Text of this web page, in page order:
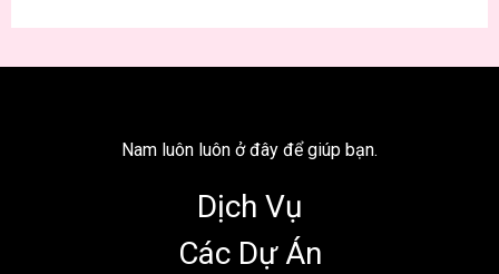
Nam luôn luôn ở đây để giúp bạn.
Dịch Vụ
Các Dự Án